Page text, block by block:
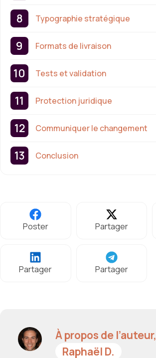
Typographie stratégique
Formats de livraison
Tests et validation
Protection juridique
Communiquer le changement
Conclusion
Poster Partager
Partager Partager
À propos de l’auteur,
Raphaël D.